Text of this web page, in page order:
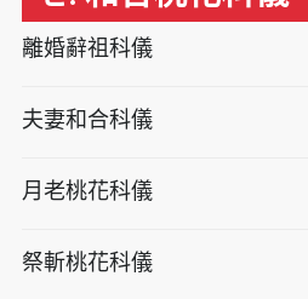
離婚辭祖科儀
夫妻和合科儀
月老桃花科儀
祭斬桃花科儀